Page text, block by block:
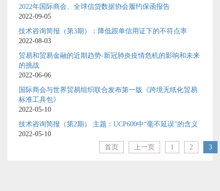
2022年国际商会、全球信贷数据协会履约保函报告
2022-09-05
技术咨询简报（第3期）：降低跟单信用证下的不符点率
2022-08-03
贸易和贸易金融的近期趋势-新冠肺炎疫情危机的影响和未来
的挑战
2022-06-06
国际商会与世界贸易组织联合发布第一版《跨境无纸化贸易
标准工具包》
2022-05-10
技术咨询简报（第2期） 主题：UCP600中“毫不延误”的含义
2022-05-10
首页
上一页 1 2 3